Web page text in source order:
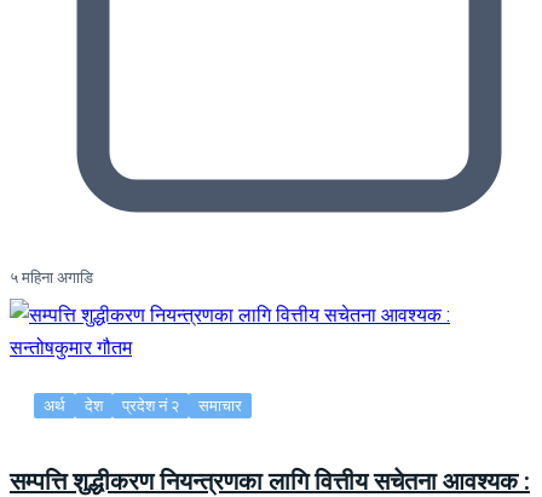
५ महिना अगाडि
अर्थ देश प्रदेश नं २ समाचार
सम्पत्ति शुद्धीकरण नियन्त्रणका लागि वित्तीय सचेतना आवश्यक :